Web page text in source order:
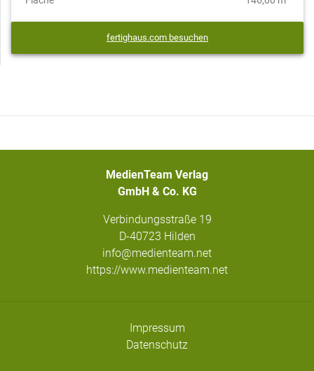
fertighaus.com besuchen
MedienTeam Verlag
GmbH & Co. KG
Verbindungsstraße 19
D-40723 Hilden
info@medienteam.net
https://www.medienteam.net
Impressum
Datenschutz